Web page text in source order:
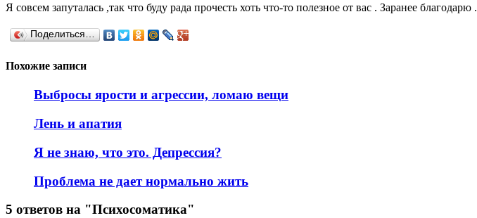
Я совсем запуталась ,так что буду рада прочесть хоть что-то полезное от вас . Заранее благодарю .
Поделиться…
Похожие записи
Выбросы ярости и агрессии, ломаю вещи
Лень и апатия
Я не знаю, что это. Депрессия?
Проблема не дает нормально жить
5 ответов на "Психосоматика"